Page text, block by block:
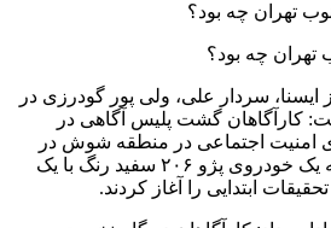
تهران چه بود؟
ایسنا، سردار علی، ولی پور گودرزی در
کارآگاهان گشت پلیس آگاهی در
امنیت اجتماعی در منطقه شوش در
حال گشت زنی بودند که به یک خودروی پژو ۲۰۶ سفید رنگ با یک
ابتدایی را آغاز کردند.